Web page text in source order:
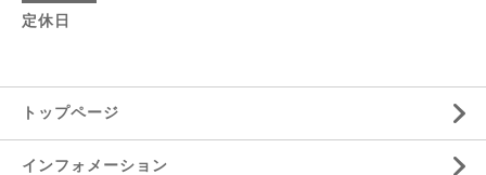
定休日
トップページ
インフォメーション